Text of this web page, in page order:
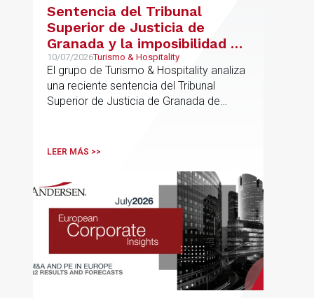
Sentencia del Tribunal
Superior de Justicia de
Granada y la imposibilidad de
Interpretar el Plan General
de Ordenación Urbana
(“PGOU”) para equiparar las
viviendas turísticas y los
autonómica y estatal
10/07/2026Turismo & Hospitality
El grupo de Turismo & Hospitality analiza
una reciente sentencia del Tribunal
Superior de Justicia de Granada de
LEER MÁS >>